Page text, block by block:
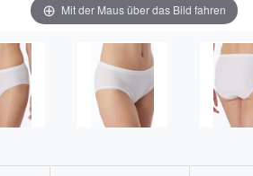
Mit der Maus über das Bild fahren